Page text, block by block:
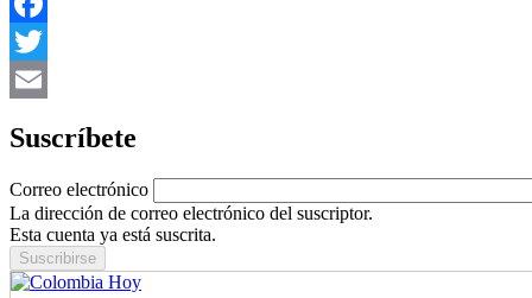
Facebook
Twitter
Suscríbete
Correo electrónico
La dirección de correo electrónico del suscriptor.
Esta cuenta ya está suscrita.